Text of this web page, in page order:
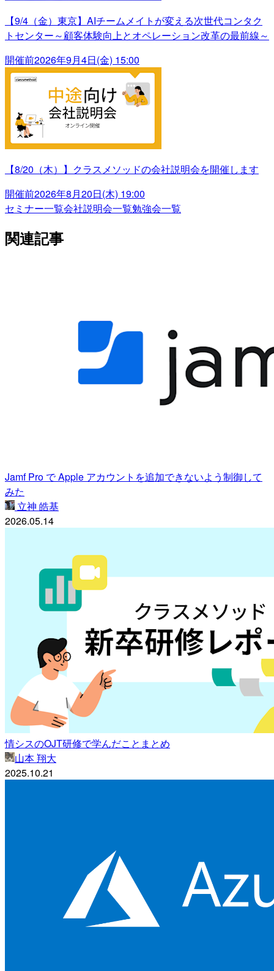
【9/4（金）東京】AIチームメイトが変える次世代コンタク
トセンター～顧客体験向上とオペレーション改革の最前線～
開催前2026年9月4日(金) 15:00
【8/20（木）】クラスメソッドの会社説明会を開催します
開催前2026年8月20日(木) 19:00
セミナー一覧会社説明会一覧勉強会一覧
関連記事
Jamf Pro で Apple アカウントを追加できないよう制御して
みた
立神 皓基
2026.05.14
情シスのOJT研修で学んだことまとめ
山本 翔大
2025.10.21